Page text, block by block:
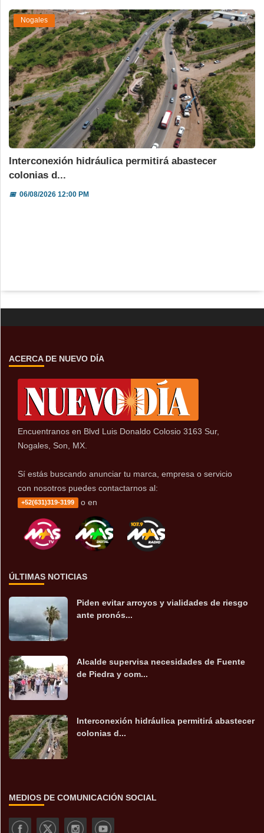
Nogales
Interconexión hidráulica permitirá abastecer
colonias d...
📅06/08/2026 12:00 PM
ACERCA DE NUEVO DÍA
Encuentranos en Blvd Luis Donaldo Colosio 3163 Sur,
Nogales, Son, MX.
Sí estás buscando anunciar tu marca, empresa o servicio
con nosotros puedes contactarnos al:
+52(631)319-3199 o en
ÚLTIMAS NOTICIAS
Piden evitar arroyos y vialidades de riesgo
ante pronós...
Alcalde supervisa necesidades de Fuente
de Piedra y com...
Interconexión hidráulica permitirá abastecer
colonias d...
MEDIOS DE COMUNICACIÓN SOCIAL